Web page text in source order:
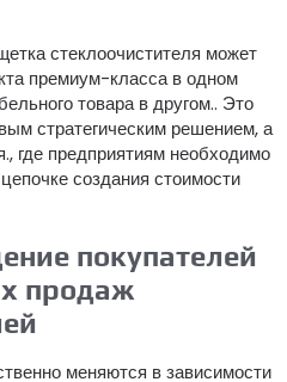
стеклоочистителя может
премиум-класса в одном
товара в другом.. Это
стратегическим решением, а
где предприятиям необходимо
создания стоимости
покупателей
продаж
меняются в зависимости